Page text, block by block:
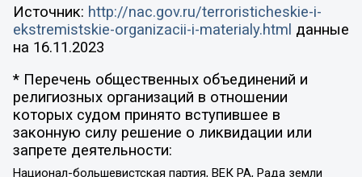
Источник: http://nac.gov.ru/terroristicheskie-i-
ekstremistskie-organizacii-i-materialy.html данные
на 16.11.2023
* Перечень общественных объединений и
религиозных организаций в отношении
которых судом принято вступившее в
законную силу решение о ликвидации или
запрете деятельности:
Национал-большевистская партия, ВЕК РА, Рада земли